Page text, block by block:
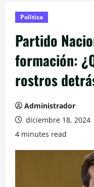
Política
Partido
formación:
rostros
Administrador
diciembre 18, 2024
4 minutes read